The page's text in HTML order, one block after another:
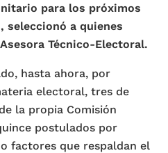
para los próximos
seleccionó a quienes
Técnico-Electoral.
hasta ahora, por
electoral, tres de
la propia Comisión
postulados por
factores que respaldan el